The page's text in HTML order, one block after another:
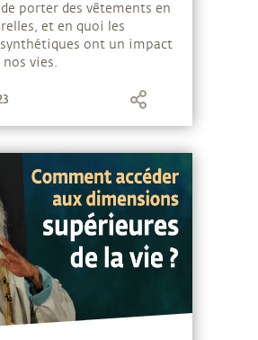
porter des vêtements en
et en quoi les
ont un impact
vies.